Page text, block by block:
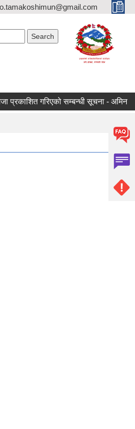
गरिएको सम्बन्धी सूचना - अमिन